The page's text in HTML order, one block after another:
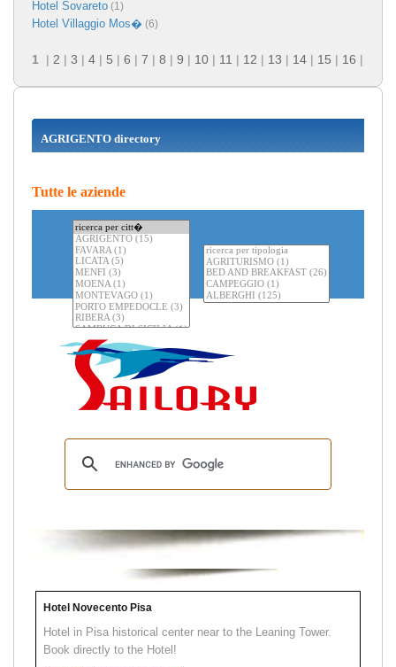
Hotel Sovareto (1)
Hotel Villaggio Mos� (6)
1 | 2 | 3 | 4 | 5 | 6 | 7 | 8 | 9 | 10 | 11 | 12 | 13 | 14 | 15 | 16 |
AGRIGENTO directory
Tutte le aziende
Hotel Novecento Pisa
Hotel in Pisa historical center near to the Leaning Tower.
Book directly to the Hotel!